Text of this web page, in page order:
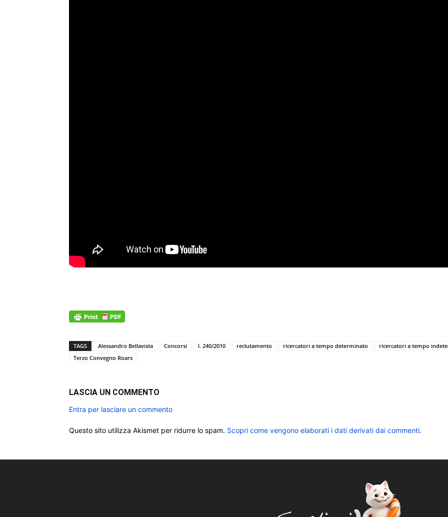
TAGS Alessandro Bellavista Concorsi l. 240/2010 reclutamento ricercatori a tempo determinato ricercatori a tempo
Terzo Convegno Roars
LASCIA UN COMMENTO
Entra per lasciare un commento
Questo sito utilizza Akismet per ridurre lo spam. Scopri come vengono elaborati i dati derivati dai commenti.